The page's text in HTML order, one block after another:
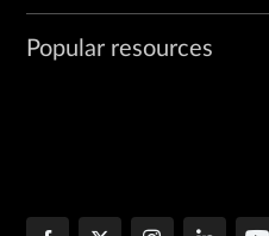
Popular resources